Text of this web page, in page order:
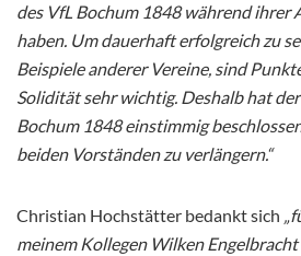
des VfL Bochum 1848 während ihrer
haben. Um dauerhaft erfolgreich zu
Beispiele anderer Vereine, sind
Solidität sehr wichtig. Deshalb hat
Bochum 1848 einstimmig
beiden Vorständen zu verlängern.“
Christian Hochstätter bedankt sich
meinem Kollegen Wilken